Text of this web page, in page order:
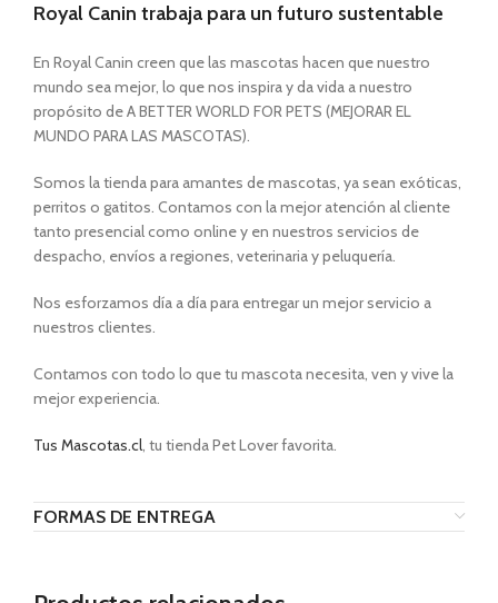
Royal Canin trabaja para un futuro sustentable
En Royal Canin creen que las mascotas hacen que nuestro
mundo sea mejor, lo que nos inspira y da vida a nuestro
propósito de A BETTER WORLD FOR PETS (MEJORAR EL
MUNDO PARA LAS MASCOTAS).
Somos la tienda para amantes de mascotas, ya sean exóticas,
perritos o gatitos. Contamos con la mejor atención al cliente
tanto presencial como online y en nuestros servicios de
despacho, envíos a regiones, veterinaria y peluquería.
Nos esforzamos día a día para entregar un mejor servicio a
nuestros clientes.
Contamos con todo lo que tu mascota necesita, ven y vive la
mejor experiencia.
Tus Mascotas.cl, tu tienda Pet Lover favorita.
FORMAS DE ENTREGA